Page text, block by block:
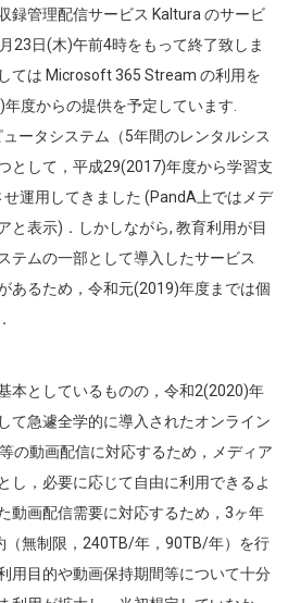
録管理配信サービス Kaltura のサービ
23日(木)午前4時をもって終了致しま
ては Microsoft 365 Stream の利用を
年度からの提供を予定しています.
ータシステム（5年間のレンタルシス
として，平成29(2017)年度から学習支
運用してきました (PandA上ではメデ
と表示)．しかしながら, 教育利用が目
テムの一部として導入したサービス
あるため，令和元(2019)年度までは個
本としているものの，令和2(2020)年
て急遽全学的に導入されたオンライン
の動画配信に対応するため，メディア
し，必要に応じて自由に利用できるよ
動画配信需要に対応するため，3ヶ年
（無制限，240TB/年，90TB/年）を行
用目的や動画保持期間等について十分